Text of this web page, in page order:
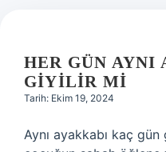
HER GÜN AYNI
GIYILIR MI
Tarih: Ekim 19, 2024
Aynı ayakkabı kaç